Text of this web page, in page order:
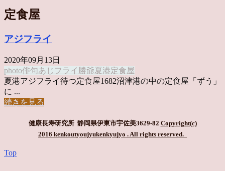
定食屋
アジフライ
2020年09月13日
photo俳句あじフライ 勝爺夏港定食屋
夏港アジフライ待つ定食屋1682沼津港の中の定食屋「ずう」
に ...
続きを見る
健康長寿研究所 静岡県伊東市宇佐美3629-82 Copyright(c)
2016 kenkoutyoujyukenkyujyo . All rights reserved.
Top